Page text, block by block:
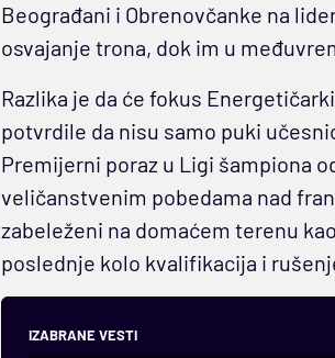
Beograđani i Obrenovčanke na
osvajanje trona, dok im u
Razlika je da će fokus
potvrdile da nisu samo puki
Premijerni poraz u Ligi šampiona
veličanstvenim pobedama nad
zabeleženi na domaćem terenu
poslednje kolo kvalifikacija i
IZABRANE VESTI